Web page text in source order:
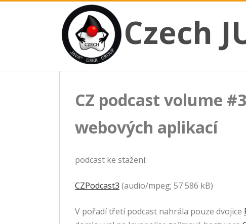
Czech JUG
CZECH JAVA USER GROUP
Czech
CZ podcast volume
webových aplikací
podcast ke stažení:
CZPodcast3 (audio/mpeg; 57 586 kB)
V pořadí třetí podcast nahrála pouze dvojice